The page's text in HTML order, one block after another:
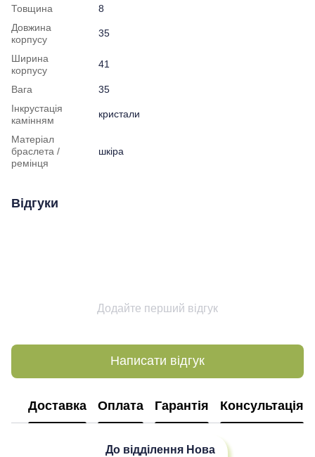
Товщина
8
Довжина
корпусу
35
Ширина
корпусу
41
Вага
35
Інкрустація
камінням
кристали
Матеріал
браслета /
ремінця
шкіра
Відгуки
Додайте перший відгук
Написати відгук
Доставка Оплата Гарантія Консультація
До відділення Нова